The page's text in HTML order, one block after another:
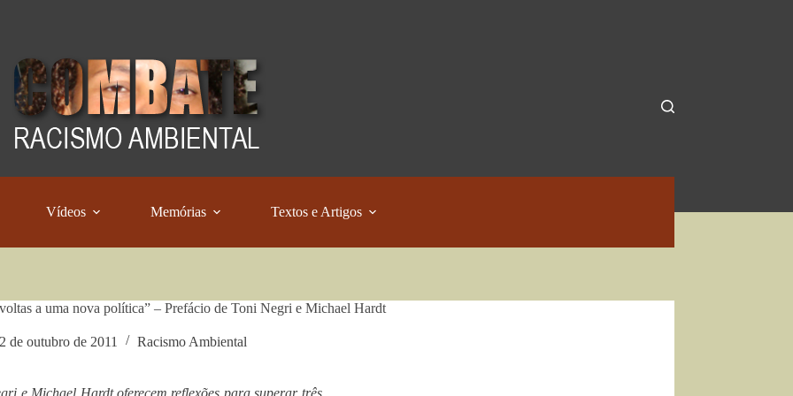
Vídeos Memórias Textos e Artigos
a uma nova política” – Prefácio de Toni Negri e Michael Hardt
de outubro de 2011 Racismo Ambiental
e Michael Hardt oferecem reflexões para superar três